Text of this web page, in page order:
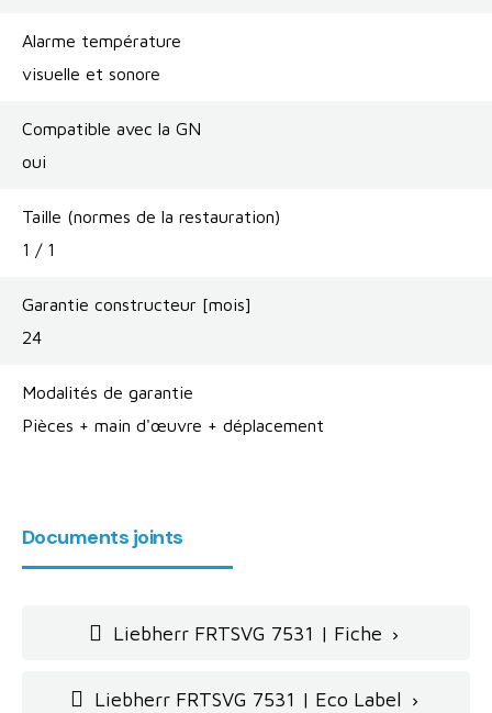
Alarme température
visuelle et sonore
Compatible avec la GN
oui
Taille (normes de la restauration)
1 / 1
Garantie constructeur [mois]
24
Modalités de garantie
Pièces + main d'œuvre + déplacement
Documents joints
Liebherr FRTSVG 7531 | Fiche 
Liebherr FRTSVG 7531 | Eco Label 